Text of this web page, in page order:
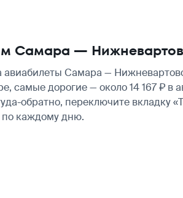
Самара —
Самара —
самые дорогие — около 14 167 ₽
обратно, переключите вкладку
каждому дню.